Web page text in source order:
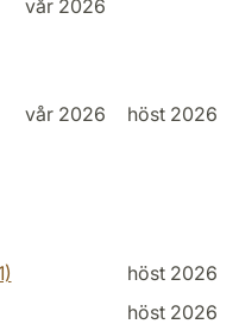
vår 2026
vår 2026 höst 2026
höst 2026
höst 2026